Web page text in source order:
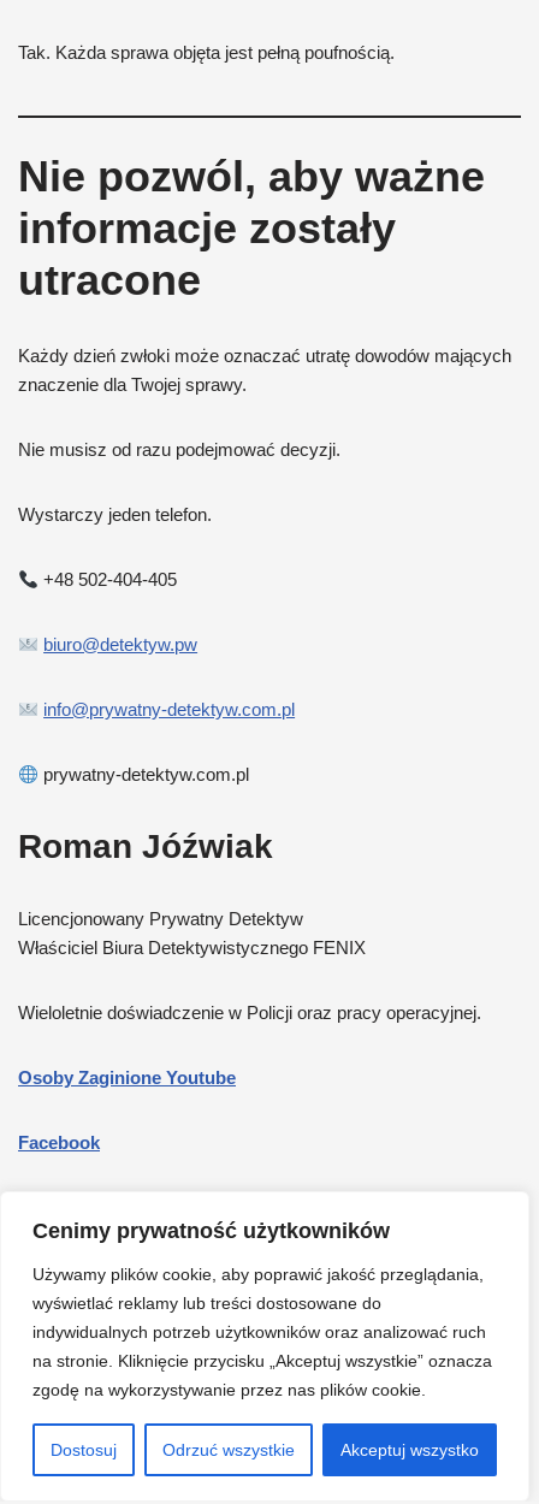
Cenimy prywatność użytkowników
Używamy plików cookie, aby poprawić jakość przeglądania,
wyświetlać reklamy lub treści dostosowane do
indywidualnych potrzeb użytkowników oraz analizować ruch
na stronie. Kliknięcie przycisku „Akceptuj wszystkie” oznacza
zgodę na wykorzystywanie przez nas plików cookie.
Dostosuj Odrzuć wszystkie Akceptuj wszystko
Tak. Każda sprawa objęta jest pełną poufnością.
Nie pozwól, aby ważne
informacje zostały
utracone
Każdy dzień zwłoki może oznaczać utratę dowodów mających
znaczenie dla Twojej sprawy.
Nie musisz od razu podejmować decyzji.
Wystarczy jeden telefon.
+48 502-404-405
biuro@detektyw.pw
info@prywatny-detektyw.com.pl
prywatny-detektyw.com.pl
Roman Jóźwiak
Licencjonowany Prywatny Detektyw
Właściciel Biura Detektywistycznego FENIX
Wieloletnie doświadczenie w Policji oraz pracy operacyjnej.
Osoby Zaginione Youtube
Facebook
Informatyka śledcza
Cennik, działania międzynarodowe
Cennik, działania na terenie Polski